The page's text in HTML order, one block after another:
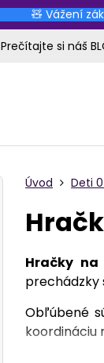
🧸 Vážení
Prečítajte si náš
Úvod Deti
Hračky na
prechádzky
Obľúbené
koordináciu